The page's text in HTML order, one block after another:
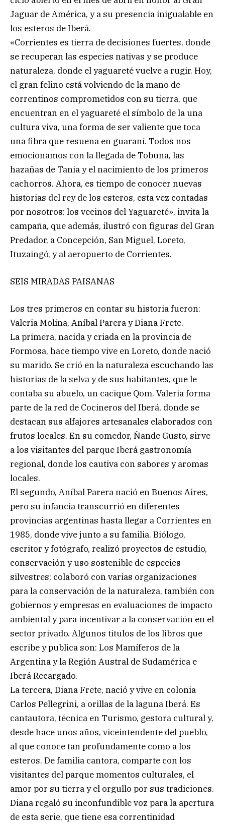
Jaguar de América, y a su presencia inigualable en
los esteros de Iberá.
«Corrientes es tierra de decisiones fuertes, donde
se recuperan las especies nativas y se produce
naturaleza, donde el yaguareté vuelve a rugir. Hoy,
el gran felino está volviendo de la mano de
correntinos comprometidos con su tierra, que
encuentran en el yaguareté el símbolo de la una
cultura viva, una forma de ser valiente que toca
una fibra que resuena en guaraní. Todos nos
emocionamos con la llegada de Tobuna, las
hazañas de Tania y el nacimiento de los primeros
cachorros. Ahora, es tiempo de conocer nuevas
historias del rey de los esteros, esta vez contadas
por nosotros: los vecinos del Yaguareté», invita la
campaña, que además, ilustró con figuras del Gran
Predador, a Concepción, San Miguel, Loreto,
Ituzaingó, y al aeropuerto de Corrientes.
SEIS MIRADAS PAISANAS
Los tres primeros en contar su historia fueron:
Valeria Molina, Aníbal Parera y Diana Frete.
La primera, nacida y criada en la provincia de
Formosa, hace tiempo vive en Loreto, donde nació
su marido. Se crió en la naturaleza escuchando las
historias de la selva y de sus habitantes, que le
contaba su abuelo, un cacique Qom. Valeria forma
parte de la red de Cocineros del Iberá, donde se
destacan sus alfajores artesanales elaborados con
frutos locales. En su comedor, Ñande Gusto, sirve
a los visitantes del parque Iberá gastronomía
regional, donde los cautiva con sabores y aromas
locales.
El segundo, Aníbal Parera nació en Buenos Aires,
pero su infancia transcurrió en diferentes
provincias argentinas hasta llegar a Corrientes en
1985, donde vive junto a su familia. Biólogo,
escritor y fotógrafo, realizó proyectos de estudio,
conservación y uso sostenible de especies
silvestres; colaboró con varias organizaciones
para la conservación de la naturaleza, también con
gobiernos y empresas en evaluaciones de impacto
ambiental y para incentivar a la conservación en el
sector privado. Algunos títulos de los libros que
escribe y publica son: Los Mamíferos de la
Argentina y la Región Austral de Sudamérica e
Iberá Recargado.
La tercera, Diana Frete, nació y vive en colonia
Carlos Pellegrini, a orillas de la laguna Iberá. Es
cantautora, técnica en Turismo, gestora cultural y,
desde hace unos años, viceintendente del pueblo,
al que conoce tan profundamente como a los
esteros. De familia cantora, comparte con los
visitantes del parque momentos culturales, el
amor por su tierra y el orgullo por sus tradiciones.
Diana regaló su inconfundible voz para la apertura
de esta serie, que tiene esa correntinidad